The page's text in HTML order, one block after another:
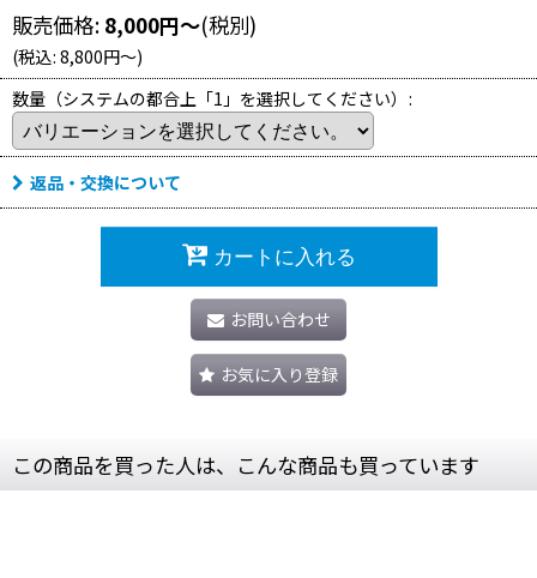
販売価格: 8,000円～(税別)
(税込: 8,800円～)
数量（システムの都合上「1」を選択してください） :
返品・交換について
カートに入れる
お問い合わせ
お気に入り登録
この商品を買った人は、こんな商品も買っています